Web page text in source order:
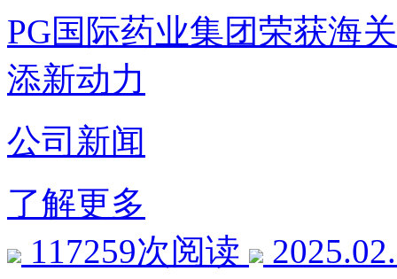
PG国际药业集团荣获海
添新动力
公司新闻
了解更多
117259次阅读